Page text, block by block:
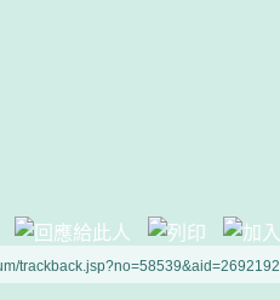
trackback.jsp?no=58539&aid=2692192